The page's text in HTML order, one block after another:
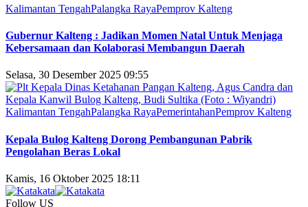
Kalimantan TengahPalangka RayaPemprov Kalteng
Gubernur Kalteng : Jadikan Momen Natal Untuk Menjaga
Kebersamaan dan Kolaborasi Membangun Daerah
Selasa, 30 Desember 2025 09:55
Kalimantan TengahPalangka RayaPemerintahanPemprov Kalteng
Kepala Bulog Kalteng Dorong Pembangunan Pabrik
Pengolahan Beras Lokal
Kamis, 16 Oktober 2025 18:11
Follow US